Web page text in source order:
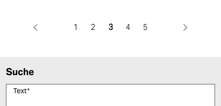
1 2 3 4 5
Suche
Text*